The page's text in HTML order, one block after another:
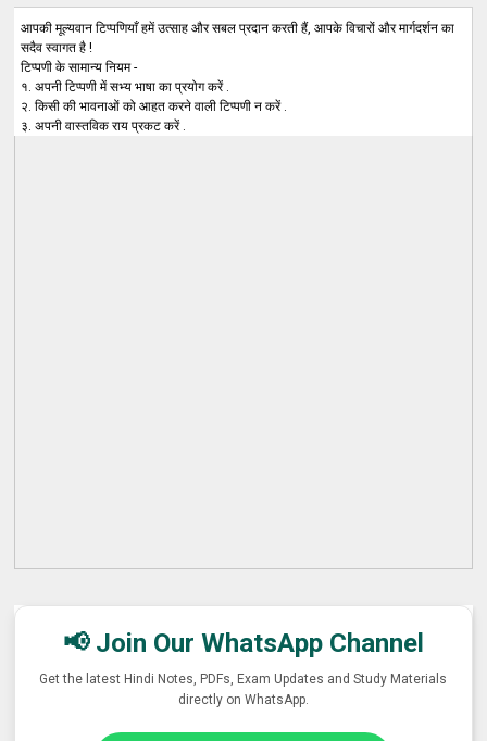
आपकी मूल्यवान टिप्पणियाँ हमें उत्साह और सबल प्रदान करती हैं, आपके विचारों और मार्गदर्शन का
सदैव स्वागत है !
टिप्पणी के सामान्य नियम -
१. अपनी टिप्पणी में सभ्य भाषा का प्रयोग करें .
२. किसी की भावनाओं को आहत करने वाली टिप्पणी न करें .
३. अपनी वास्तविक राय प्रकट करें .
📢 Join Our WhatsApp Channel
Get the latest Hindi Notes, PDFs, Exam Updates and Study Materials
directly on WhatsApp.